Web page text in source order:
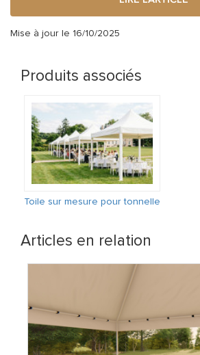
Mise à jour le 16/10/2025
Produits associés
Toile sur mesure pour tonnelle
Articles en relation